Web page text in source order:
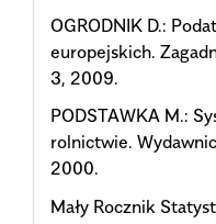
OGRODNIK D.:
europejskich.
3, 2009.
PODSTAWKA M.:
rolnictwie.
2000.
Mały Rocznik